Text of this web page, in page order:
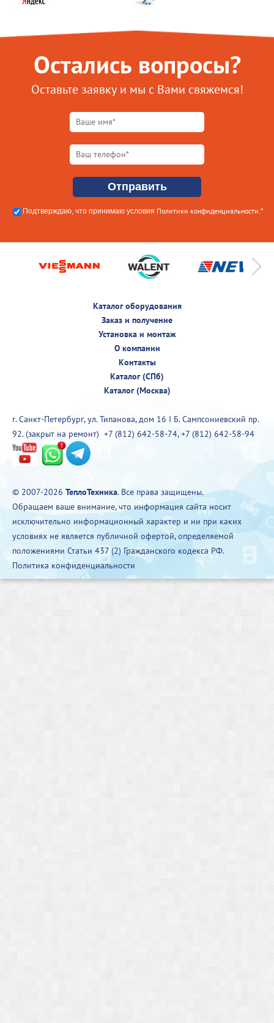
Остались вопросы?
Оставьте заявку и мы с Вами свяжемся!
Подтверждаю, что принимаю условия Политики конфиденциальности.*
Каталог оборудования
Заказ и получение
Установка и монтаж
О компании
Контакты
Каталог (СПб)
Каталог (Москва)
г. Санкт-Петербург, ул. Типанова, дом 16 I Б. Сампсониевский пр.
92. (закрыт на ремонт) +7 (812) 642-58-74,+7 (812) 642-58-94
© 2007-2026 ТеплоТехника. Все права защищены.
Обращаем ваше внимание, что информация сайта носит
исключительно информационный характер и ни при каких
условиях не является публичной офертой, определяемой
положениями Статьи 437 (2) Гражданского кодекса РФ.
Политика конфиденциальности